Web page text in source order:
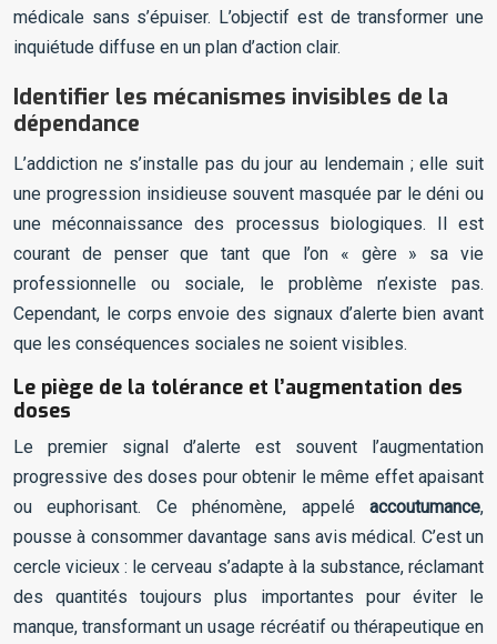
médicale sans s’épuiser. L’objectif est de transformer une
inquiétude diffuse en un plan d’action clair.
Identifier les mécanismes invisibles de la
dépendance
L’addiction ne s’installe pas du jour au lendemain ; elle suit
une progression insidieuse souvent masquée par le déni ou
une méconnaissance des processus biologiques. Il est
courant de penser que tant que l’on « gère » sa vie
professionnelle ou sociale, le problème n’existe pas.
Cependant, le corps envoie des signaux d’alerte bien avant
que les conséquences sociales ne soient visibles.
Le piège de la tolérance et l’augmentation des
doses
Le premier signal d’alerte est souvent l’augmentation
progressive des doses pour obtenir le même effet apaisant
ou euphorisant. Ce phénomène, appelé accoutumance,
pousse à consommer davantage sans avis médical. C’est un
cercle vicieux : le cerveau s’adapte à la substance, réclamant
des quantités toujours plus importantes pour éviter le
manque, transformant un usage récréatif ou thérapeutique en